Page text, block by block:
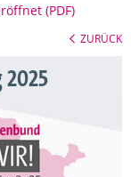
(PDF)
ZURÜCK
2025